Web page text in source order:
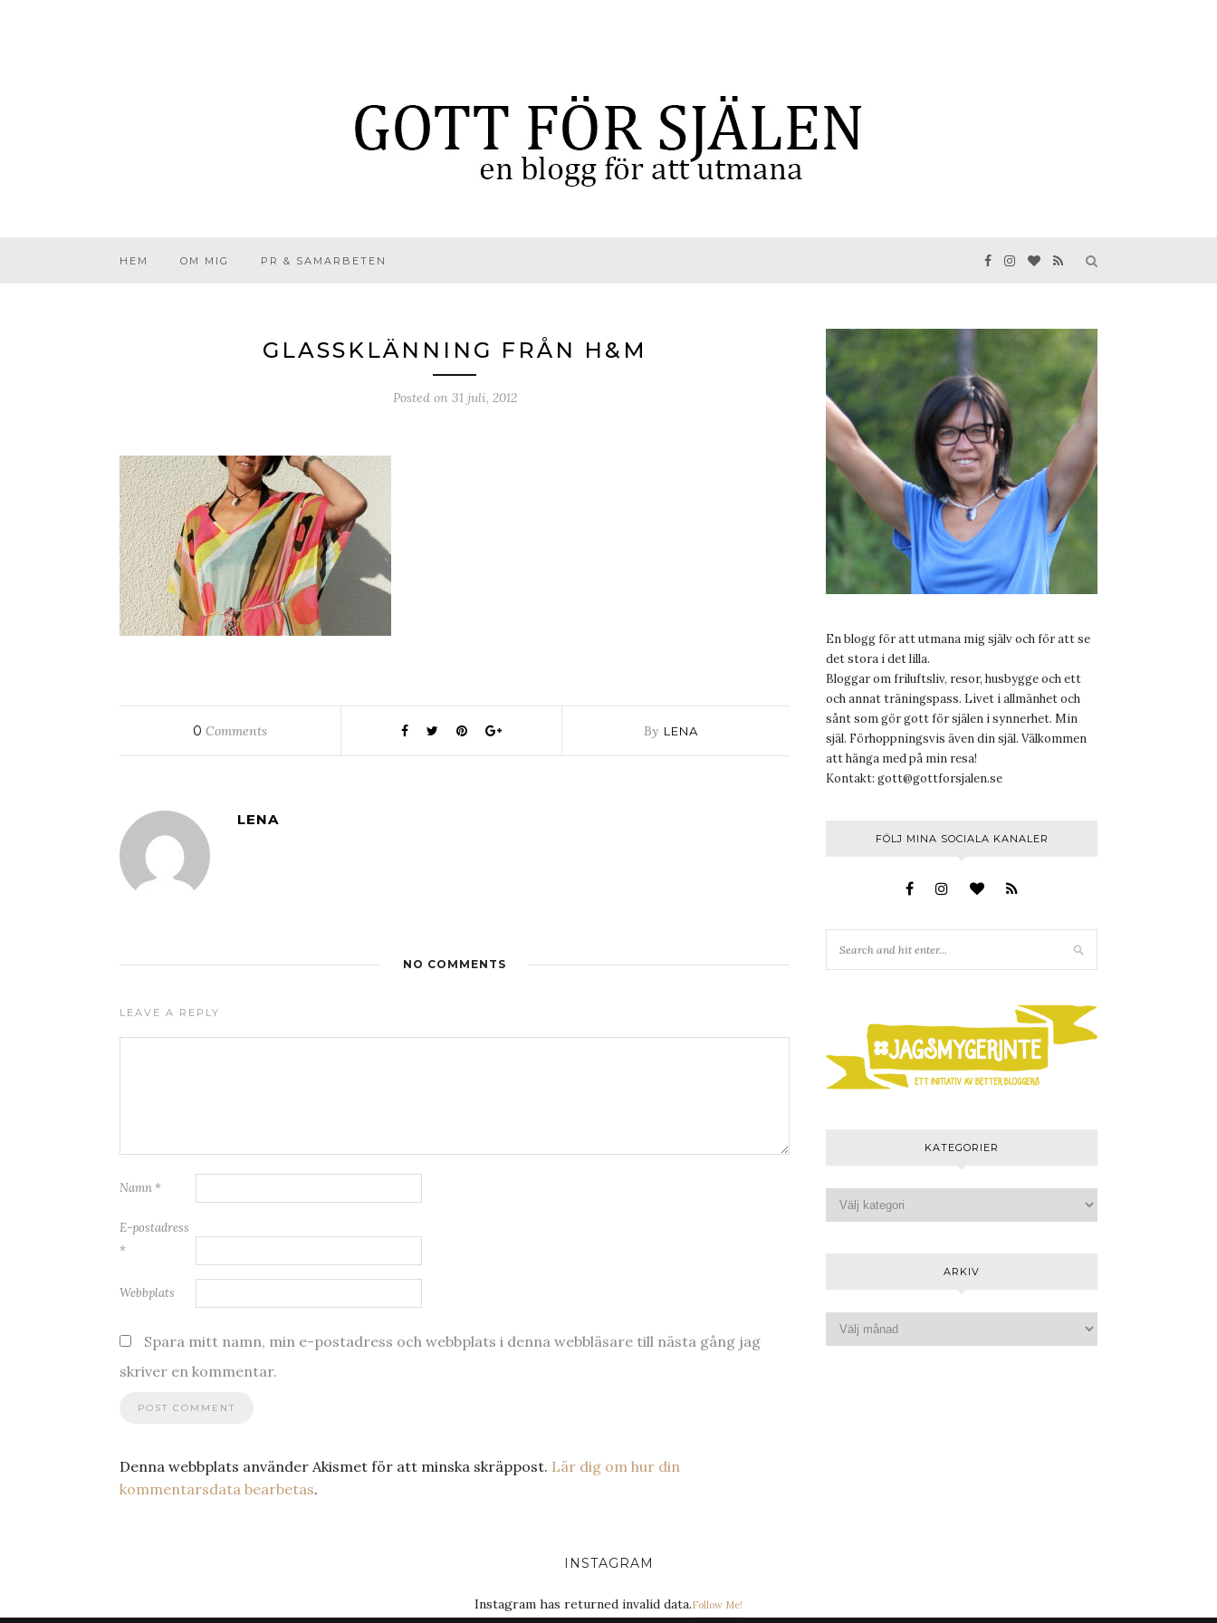
HEM OM MIG PR & SAMARBETEN
GLASSKLÄNNING FRÅN H&M
Posted on 31 juli, 2012
0 Comments By LENA
LENA
NO COMMENTS
LEAVE A REPLY
Namn *
E-postadress
*
Webbplats
Spara mitt namn, min e-postadress och webbplats i denna webbläsare till nästa gång jag
skriver en kommentar.
Denna webbplats använder Akismet för att minska skräppost. Lär dig om hur din
kommentarsdata bearbetas.
En blogg för att utmana mig själv och för att se
det stora i det lilla.
Bloggar om friluftsliv, resor, husbygge och ett
och annat träningspass. Livet i allmänhet och
sånt som gör gott för själen i synnerhet. Min
själ. Förhoppningsvis även din själ. Välkommen
att hänga med på min resa!
Kontakt: gott@gottforsjalen.se
FÖLJ MINA SOCIALA KANALER
KATEGORIER
ARKIV
INSTAGRAM
Instagram has returned invalid data.Follow Me!